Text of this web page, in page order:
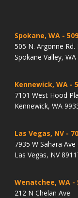
Spokane, WA -
505 N. Argonne Rd.
Spokane Valley,
Kennewick, WA -
7101 West Hood
Kennewick, WA
Las Vegas, NV -
7935 W Sahara Ave
Las Vegas, NV
Wenatchee, WA -
212 N Chelan Ave